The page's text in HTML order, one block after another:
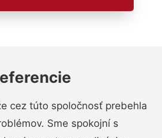
cez túto spoločnosť prebehla
Sme spokojní s